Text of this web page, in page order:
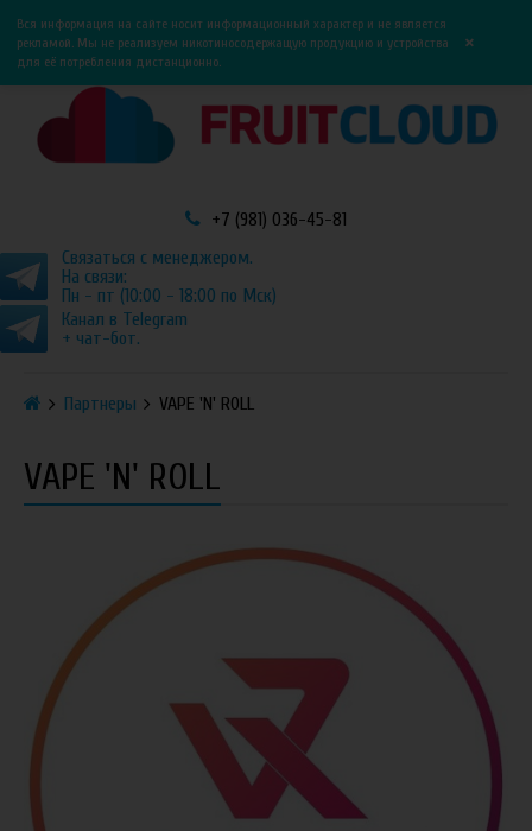
0
Вся информация на сайте носит информационный характер и не является
рекламой. Мы не реализуем никотиносодержащую продукцию и устройства
для её потребления дистанционно.
×
+7 (981) 036-45-81
Связаться с менеджером.
На связи:
Пн - пт (10:00 - 18:00 по Мск)
Канал в Telegram
+ чат-бот.
Партнеры VAPE 'N' ROLL
VAPE 'N' ROLL